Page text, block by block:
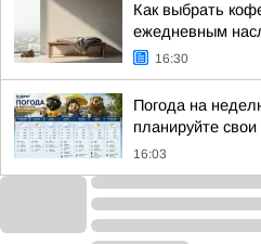
Как выбрать
ежедневным
16:30
Погода на
планируйте
16:03